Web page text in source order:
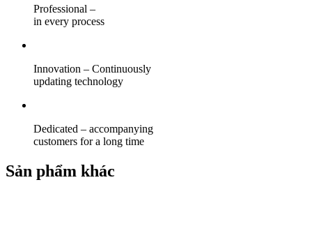
Professional –
in every process
Innovation – Continuously
updating technology
Dedicated – accompanying
customers for a long time
Sản phẩm khác